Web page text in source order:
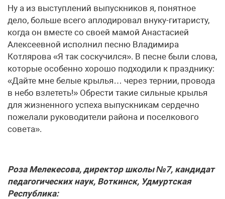
Ну а из выступлений выпускников я, понятное
дело, больше всего аплодировал внуку-гитаристу,
когда он вместе со своей мамой Анастасией
Алексеевной исполнил песню Владимира
Котлярова «Я так соскучился». В песне были слова,
которые особенно хорошо подходили к празднику:
«Дайте мне белые крылья… через тернии, провода
в небо взлететь!» Обрести такие сильные крылья
для жизненного успеха выпускникам сердечно
пожелали руководители района и поселкового
совета».
Роза Мелекесова, директор школы №7, кандидат
педагогических наук, Воткинск, Удмуртская
Республика: